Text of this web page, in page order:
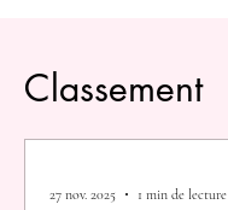
Classement
27 nov. 2025 1 min de lecture